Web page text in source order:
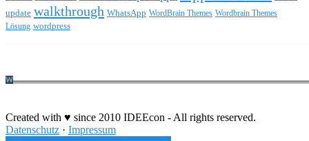
update walkthrough WhatsApp WordBrain Themes Wordbrain Themes
Lösung wordpress
Created with ♥ since 2010 IDEEcon - All rights reserved.
Datenschutz · Impressum